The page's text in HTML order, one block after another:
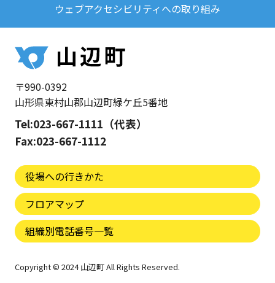
ウェブアクセシビリティへの取り組み
〒990-0392
山形県東村山郡山辺町緑ケ丘5番地
Tel:023-667-1111（代表）
Fax:023-667-1112
役場への行きかた
フロアマップ
組織別電話番号一覧
Copyright © 2024 山辺町 All Rights Reserved.